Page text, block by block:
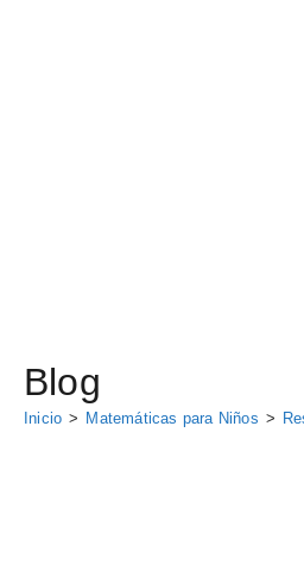
Blog
Inicio > Matemáticas para Niños >